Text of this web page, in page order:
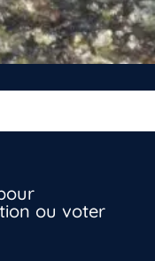
ou voter